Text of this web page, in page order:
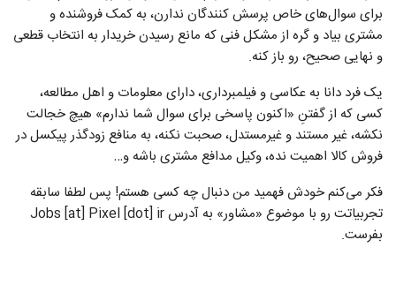
برای سوال‌های خاص پرسش کنندگان ندارن، به کمک فروشنده و
مشتری بیاد و گره از مشکل فنی که مانع رسیدن خریدار به انتخاب قطعی
و نهایی‌ صحیح، رو باز کنه.
یک فرد دانا به عکاسی و فیلمبرداری، دارای معلومات و اهل مطالعه،
کسی که از گفتنِ «اکنون پاسخی برای سوال شما ندارم» هیچ خجالت
نکشه، غیر مستند و غیرمستدل، صحبت نکنه، به منافع زودگذر پیکسل در
فروش کالا اهمیت نده، وکیل مدافع مشتری باشه و…
فکر می‌کنم خودش فهمید من دنبال چه کسی هستم! پس لطفا سابقه
تجربیاتت رو با موضوع «مشاور» به آدرس Jobs [at] Pixel [dot] ir
بفرست.